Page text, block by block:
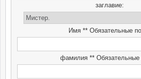
заглавие:
Имя ** Обязательные
фамилия ** Обязательные